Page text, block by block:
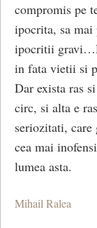
compromis pe
ipocrita, sa
ipocritii
in fata vietii si
Dar exista ras
circ, si alta e
seriozitati, care
cea mai
lumea asta.
Mihail Ralea